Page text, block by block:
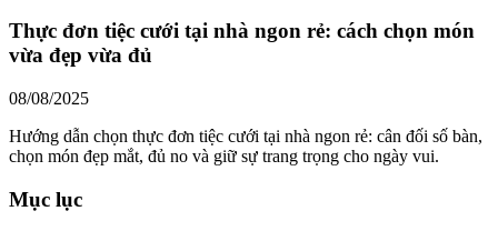
Thực đơn tiệc cưới tại nhà ngon rẻ: cách chọn món
vừa đẹp vừa đủ
08/08/2025
Hướng dẫn chọn thực đơn tiệc cưới tại nhà ngon rẻ: cân đối số bàn,
chọn món đẹp mắt, đủ no và giữ sự trang trọng cho ngày vui.
Mục lục